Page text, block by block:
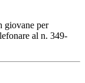
giovane per
al n. 349-